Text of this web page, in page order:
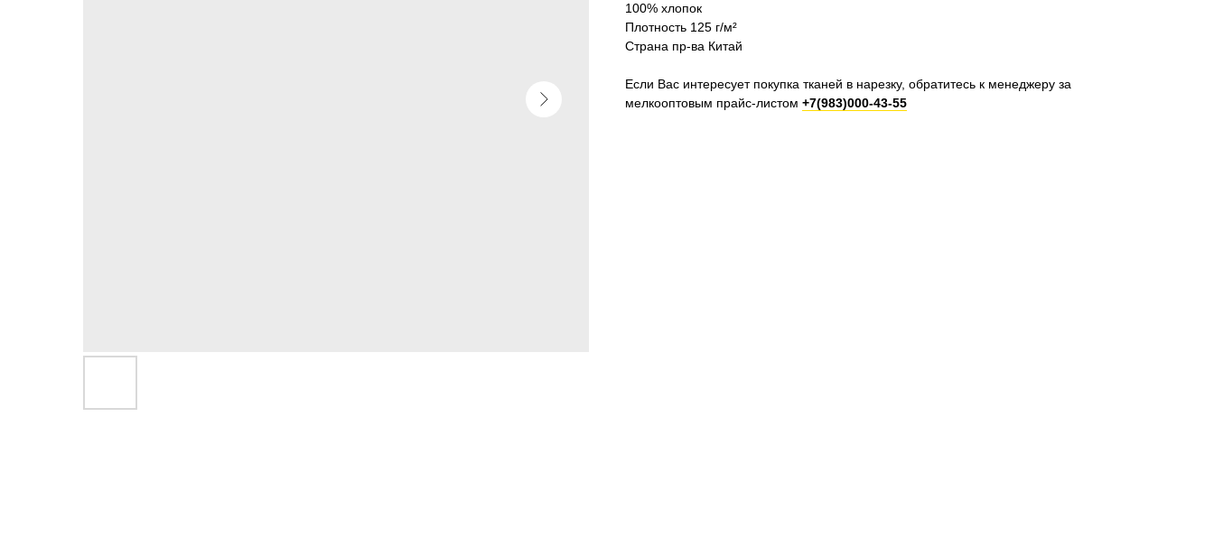
100% хлопок
Плотность 125 г/м²
Страна пр-ва Китай
Если Вас интересует покупка тканей в нарезку, обратитесь к менеджеру за
мелкооптовым прайс-листом +7(983)000-43-55